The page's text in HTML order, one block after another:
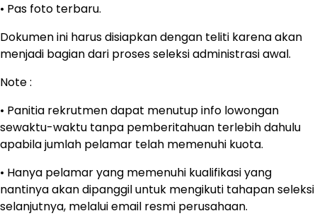
• Pas foto terbaru.
Dokumen ini harus disiapkan dengan teliti karena akan
menjadi bagian dari proses seleksi administrasi awal.
Note :
• Panitia rekrutmen dapat menutup info lowongan
sewaktu-waktu tanpa pemberitahuan terlebih dahulu
apabila jumlah pelamar telah memenuhi kuota.
• Hanya pelamar yang memenuhi kualifikasi yang
nantinya akan dipanggil untuk mengikuti tahapan seleksi
selanjutnya, melalui email resmi perusahaan.